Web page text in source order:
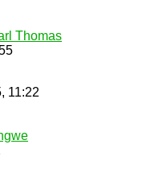
Thomas
11:22